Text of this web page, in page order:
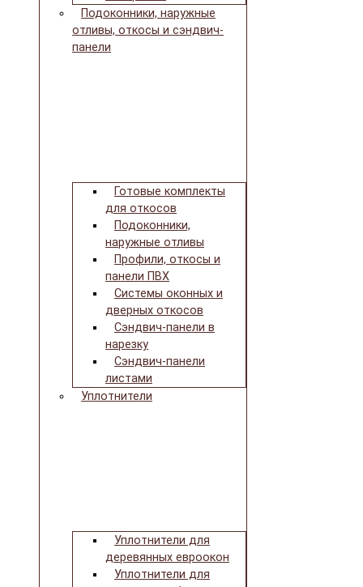
Подоконники, наружные
отливы, откосы и сэндвич-
панели
Готовые комплекты
для откосов
Подоконники,
наружные отливы
Профили, откосы и
панели ПВХ
Системы оконных и
дверных откосов
Сэндвич-панели в
нарезку
Сэндвич-панели
листами
Уплотнители
Уплотнители для
деревянных евроокон
Уплотнители для